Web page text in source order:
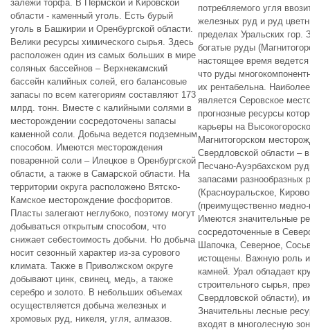
залежи торфа. В Пермской и Кировской
области - каменный уголь. Есть бурый
уголь в Башкирии и Оренбургской области.
Велики ресурсы химического сырья. Здесь
расположен один из самых больших в мире
соляных бассейнов – Верхнекамский
бассейн калийных солей, его балансовые
запасы по всем категориям составляют 173
млрд. тонн. Вместе с калийными солями в
месторождении сосредоточены запасы
каменной соли. Добыча ведется подземным
способом. Имеются месторождения
поваренной соли – Илецкое в Оренбургской
области, а также в Самарской области. На
территории округа расположено Вятско-
Камское месторождение фосфоритов.
Пласты залегают неглубоко, поэтому могут
добываться открытым способом, что
снижает себестоимость добычи. Но добыча
носит сезонный характер из-за сурового
климата. Также в Приволжском округе
добывают цинк, свинец, медь, а также
серебро и золото. В небольших объемах
осуществляется добыча железных и
хромовых руд, никеля, угля, алмазов.
потребляемого угля
железных руд и руд
пределах Уральских гор.
богатые руды
настоящее время
что руды
их рентабельна.
является Серовское
прогнозные ресурсы
карьеры на
Магнитогорском
Свердловской области –
Песчано-Ауэрбахском
запасами
(Красноуральское,
(преимущественно
Имеются значительные
сосредоточенные в
Шапочка, Северное,
истощены. Важную роль
камней. Урал обладает
строительного сырья,
Свердловской области),
Значительны лесные
входят в многолесную